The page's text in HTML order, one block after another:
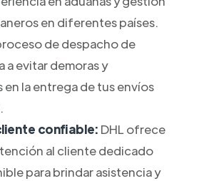
en diferentes países.
de despacho de
a evitar demoras y
la entrega de tus envíos
confiable: DHL ofrece
al cliente dedicado
para brindar asistencia y